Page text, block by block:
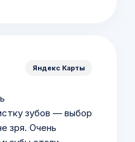
Яндекс Карты
зубов — выбор
зря. Очень